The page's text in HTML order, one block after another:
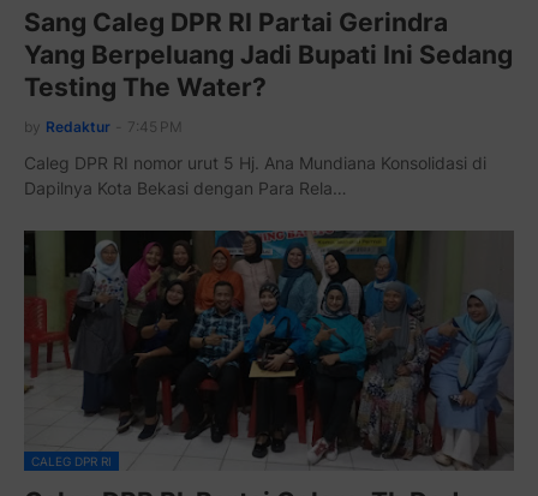
Sang Caleg DPR RI Partai Gerindra
Yang Berpeluang Jadi Bupati Ini Sedang
Testing The Water?
by Redaktur 7:45 PM
Caleg DPR RI nomor urut 5 Hj. Ana Mundiana Konsolidasi di
Dapilnya Kota Bekasi dengan Para Rela…
CALEG DPR RI